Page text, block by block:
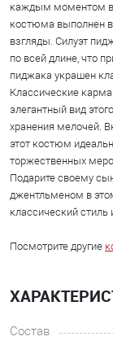
каждым моментом в
костюма выполнен в
взгляды. Силуэт
по всей длине, что
пиджака украшен
Классические
элегантный вид
хранения мелочей.
этот костюм
торжественных
Подарите своему
джентльменом в
классический
Посмотрите другие
Состав